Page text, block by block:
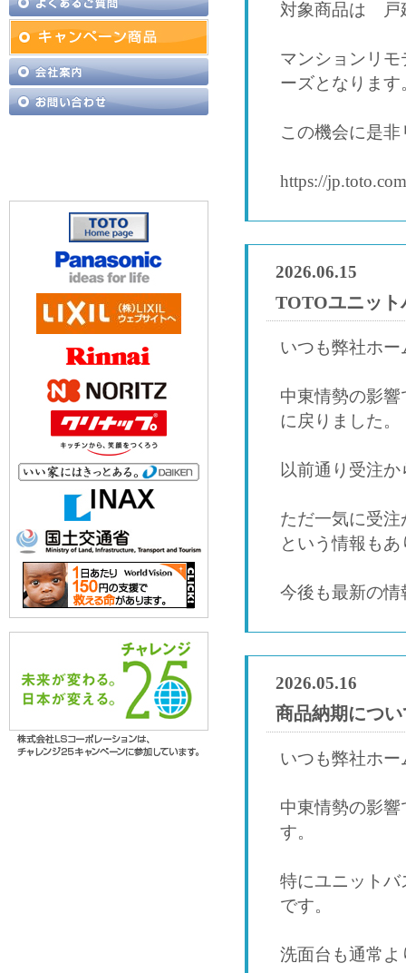
対象商品は 戸
マンションリ
ーズとなります
この機会に是
https://
2026.06.15
TOTOユニッ
いつも弊社ホ
中東情勢の影
に戻りました。
以前通り受注
ただ一気に受
という情報も
今後も最新の
2026.05.16
商品納期につ
いつも弊社ホ
中東情勢の影
す。
特にユニット
です。
洗面台も通常